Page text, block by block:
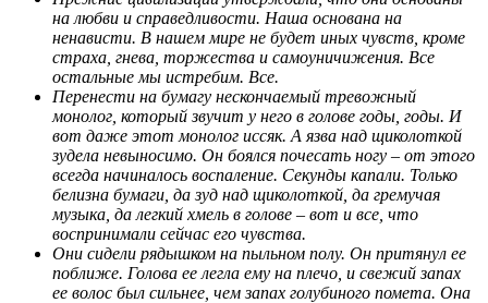
на любви и справедливости. Наша основана на
ненависти. В нашем мире не будет иных чувств, кроме
страха, гнева, торжества и самоуничижения. Все
остальные мы истребим. Все.
Перенести на бумагу нескончаемый тревожный
монолог, который звучит у него в голове годы, годы. И
вот даже этот монолог иссяк. А язва над щиколоткой
зудела невыносимо. Он боялся почесать ногу – от этого
всегда начиналось воспаление. Секунды капали. Только
белизна бумаги, да зуд над щиколоткой, да гремучая
музыка, да легкий хмель в голове – вот и все, что
воспринимали сейчас его чувства.
Они сидели рядышком на пыльном полу. Он притянул ее
поближе. Голова ее легла ему на плечо, и свежий запах
ее волос был сильнее, чем запах голубиного помета. Она